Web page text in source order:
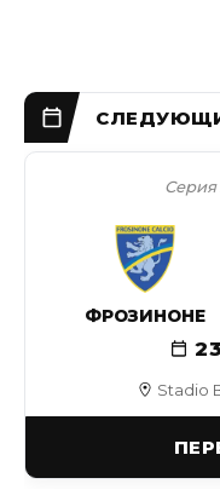
Stadio
Серия
ФРОЗИНОНЕ